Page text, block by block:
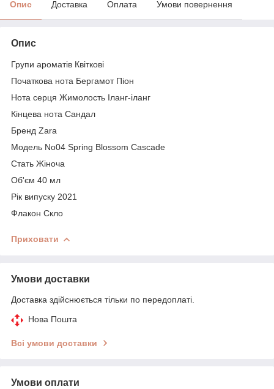
Опис Доставка Оплата Умови повернення
Опис
Групи ароматів Квіткові
Початкова нота Бергамот Піон
Нота серця Жимолость Іланг-іланг
Кінцева нота Сандал
Бренд Zara
Модель No04 Spring Blossom Cascade
Стать Жіноча
Об'єм 40 мл
Рік випуску 2021
Флакон Скло
Приховати
Умови доставки
Доставка здійснюється тільки по передоплаті.
Нова Пошта
Всі умови доставки
Умови оплати